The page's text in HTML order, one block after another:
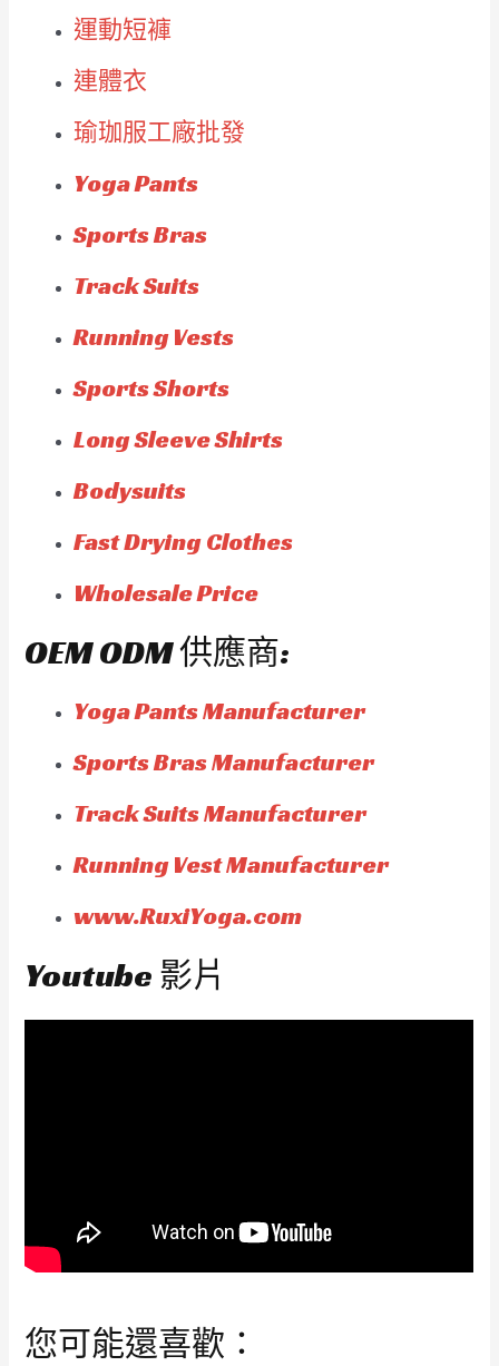
運動短褲
連體衣
瑜珈服工廠批發
Yoga Pants
Sports Bras
Track Suits
Running Vests
Sports Shorts
Long Sleeve Shirts
Bodysuits
Fast Drying Clothes
Wholesale Price
OEM ODM 供應商:
Yoga Pants Manufacturer
Sports Bras Manufacturer
Track Suits Manufacturer
Running Vest Manufacturer
www.RuxiYoga.com
Youtube 影片
您可能還喜歡：